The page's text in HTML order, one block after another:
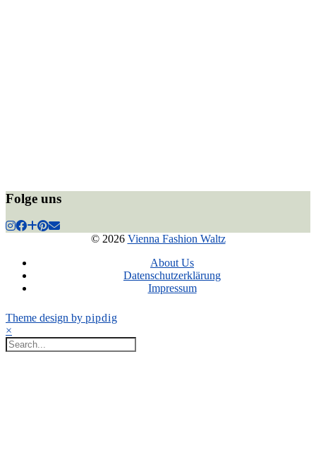
Folge uns
© 2026 Vienna Fashion Waltz
About Us
Datenschutzerklärung
Impressum
Theme design by pipdig
×